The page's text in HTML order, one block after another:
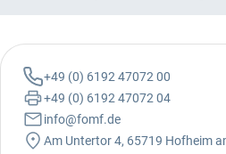
+49 (0) 6192 47072 00
+49 (0) 6192 47072 04
info@fomf.de
Am Untertor 4, 65719 Hofheim